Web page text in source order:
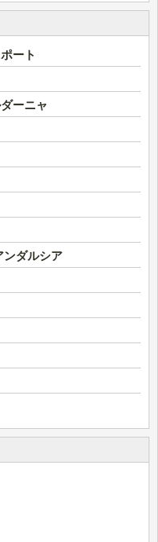
ート
ーニャ
ンダルシア